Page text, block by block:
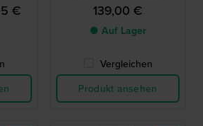
€ 139,00 €
● Auf Lager
Vergleichen
Produkt ansehen